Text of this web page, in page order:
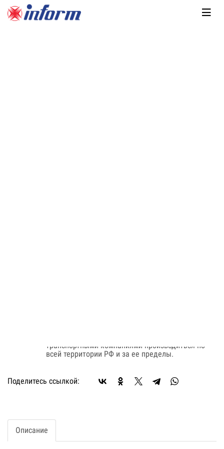
транспортными компаниями производиться по
всей территории РФ и за ее пределы.
Поделитесь ссылкой:
Описание